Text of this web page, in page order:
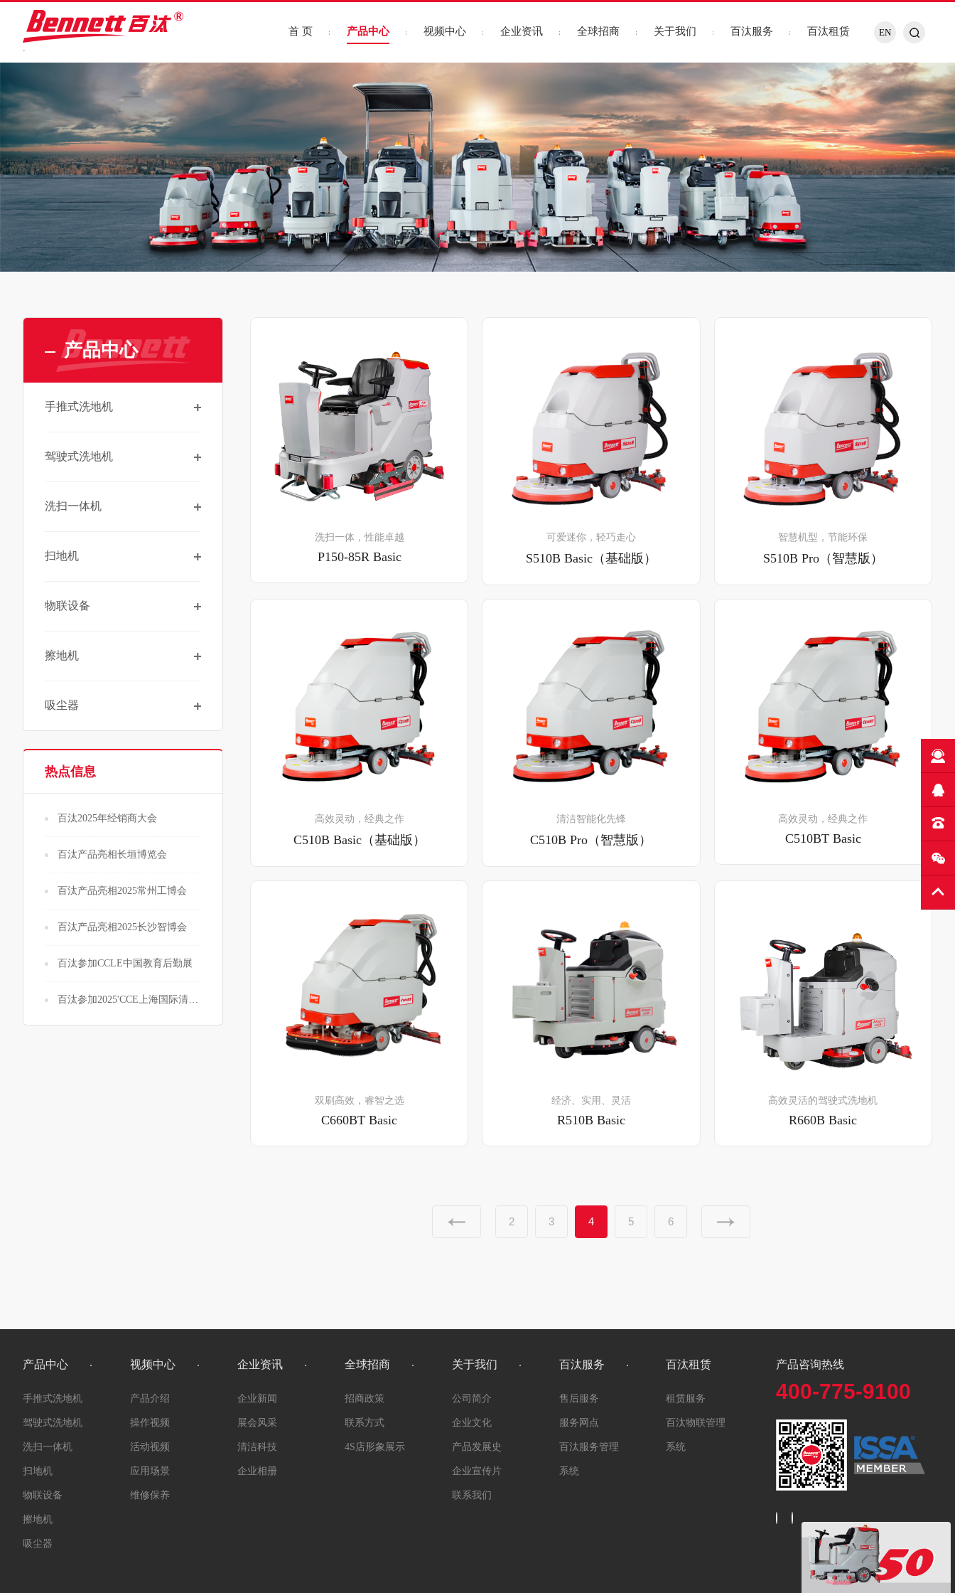
.
EN
首 页 产品中心 视频中心 企业资讯 全球招商 关于我们 百汰服务 百汰租赁
产品中心
手推式洗地机
驾驶式洗地机
洗扫一体机
扫地机
物联设备
擦地机
吸尘器
热点信息
百汰2025年经销商大会
百汰产品亮相长垣博览会
百汰产品亮相2025常州工博会
百汰产品亮相2025长沙智博会
百汰参加CCLE中国教育后勤展
百汰参加2025'CCE上海国际清洁展
洗扫一体，性能卓越
P150-85R Basic
了解详情
可爱迷你，轻巧走心
S510B Basic（基础版）
智慧机型，节能环保
S510B Pro（智慧版）
高效灵动，经典之作
C510B Basic（基础版）
清洁智能化先锋
C510B Pro（智慧版）
高效灵动，经典之作
C510BT Basic
双刷高效，睿智之选
C660BT Basic
经济、实用、灵活
R510B Basic
高效灵活的驾驶式洗地机
R660B Basic
2 3 4 5 6
产品咨询热线
400-775-9100
产品中心
手推式洗地机
驾驶式洗地机
洗扫一体机
扫地机
物联设备
擦地机
吸尘器
视频中心
产品介绍
操作视频
活动视频
应用场景
维修保养
企业资讯
企业新闻
展会风采
清洁科技
企业相册
全球招商
招商政策
联系方式
4S店形象展示
关于我们
公司简介
企业文化
产品发展史
企业宣传片
联系我们
百汰服务
售后服务
服务网点
百汰服务管理
系统
百汰租赁
租赁服务
百汰物联管理
系统